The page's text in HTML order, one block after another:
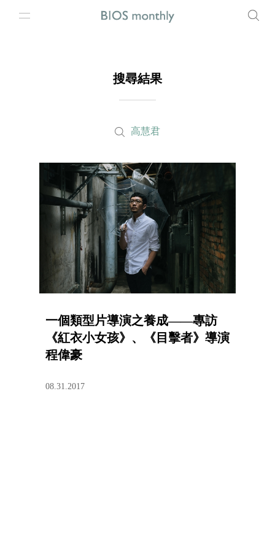
搜尋結果
高慧君
一個類型片導演之養成——專訪
《紅衣小女孩》、《目擊者》導演
程偉豪
08.31.2017